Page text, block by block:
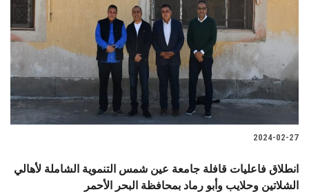
2024-02-27
انطلاق فاعليات قافلة جامعة عين شمس التنموية الشاملة لأهالي
الشلاتين وحلايب وأبو رماد بمحافظة البحر الأحمر